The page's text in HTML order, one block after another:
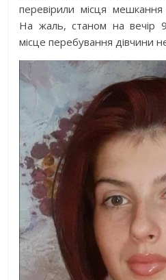
перевірили місця
На жаль, станом на вечір
місце перебування дівчини